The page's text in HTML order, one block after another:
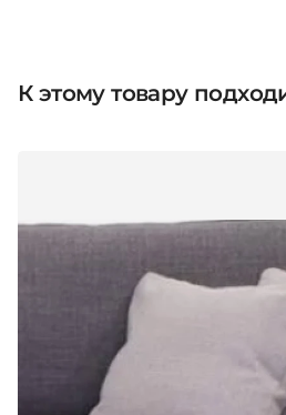
К этому товару